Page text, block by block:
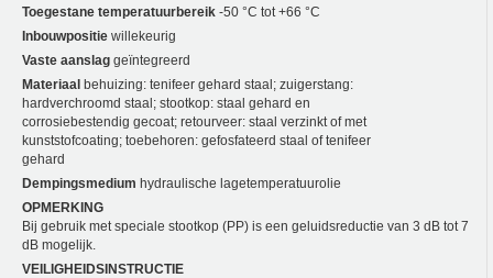
Toegestane temperatuurbereik -50 °C tot +66 °C
Inbouwpositie willekeurig
Vaste aanslag geïntegreerd
Materiaal behuizing: tenifeer gehard staal; zuigerstang:
hardverchroomd staal; stootkop: staal gehard en
corrosiebestendig gecoat; retourveer: staal verzinkt of met
kunststofcoating; toebehoren: gefosfateerd staal of tenifeer
gehard
Dempingsmedium hydraulische lagetemperatuurolie
OPMERKING
Bij gebruik met speciale stootkop (PP) is een geluidsreductie van 3 dB tot 7
dB mogelijk.
VEILIGHEIDSINSTRUCTIE